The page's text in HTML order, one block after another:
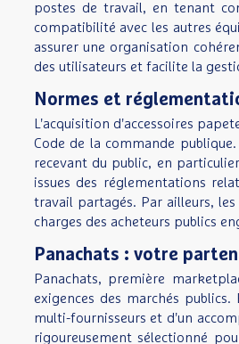
postes de travail, en tenant
compatibilité avec les autres
assurer une organisation
des utilisateurs et facilite la
Normes et
L'acquisition d'accessoires
Code de la commande
recevant du public, en
issues des réglementations
travail partagés. Par ailleurs,
charges des acheteurs publics
Panachats : votre
Panachats, première
exigences des marchés
multi-fournisseurs et d'un
rigoureusement sélectionné